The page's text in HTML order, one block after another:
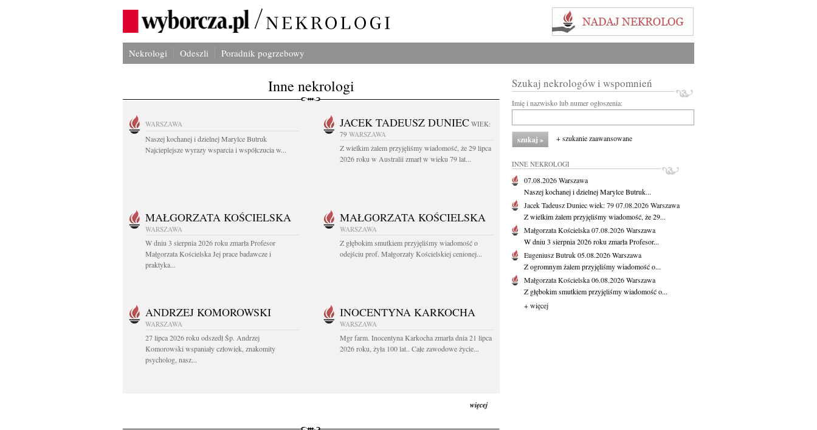
Nekrologi Odeszli Poradnik pogrzebowy
Inne nekrologi
WARSZAWA
Naszej kochanej i dzielnej Marylce Butruk
Najcieplejsze wyrazy wsparcia i współczucia w...
JACEK TADEUSZ DUNIEC WIEK:
79 WARSZAWA
Z wielkim żalem przyjęliśmy wiadomość, że 29 lipca
2026 roku w Australii zmarł w wieku 79 lat...
MAŁGORZATA KOŚCIELSKA
WARSZAWA
W dniu 3 sierpnia 2026 roku zmarła Profesor
Małgorzata Kościelska Jej prace badawcze i
praktyka...
MAŁGORZATA KOŚCIELSKA
WARSZAWA
Z głębokim smutkiem przyjęliśmy wiadomość o
odejściu prof. Małgorzaty Kościelskiej cenionej...
ANDRZEJ KOMOROWSKI
WARSZAWA
27 lipca 2026 roku odszedł Śp. Andrzej
Komorowski wspaniały człowiek, znakomity
psycholog, nasz...
INOCENTYNA KARKOCHA
WARSZAWA
Mgr farm. Inocentyna Karkocha zmarła dnia 21 lipca
2026 roku, żyła 100 lat.. Całe zawodowe życie...
więcej
Szukaj nekrologów i wspomnień
Imię i nazwisko lub numer ogłoszenia:
+ szukanie zaawansowane
INNE NEKROLOGI
07.08.2026Warszawa
Naszej kochanej i dzielnej Marylce Butruk...
Jacek Tadeusz Duniecwiek: 7907.08.2026Warszawa
Z wielkim żalem przyjęliśmy wiadomość, że 29...
Małgorzata Kościelska07.08.2026Warszawa
W dniu 3 sierpnia 2026 roku zmarła Profesor...
Eugeniusz Butruk05.08.2026Warszawa
Z ogromnym żalem przyjęliśmy wiadomość o...
Małgorzata Kościelska06.08.2026Warszawa
Z głębokim smutkiem przyjęliśmy wiadomość o...
+ więcej